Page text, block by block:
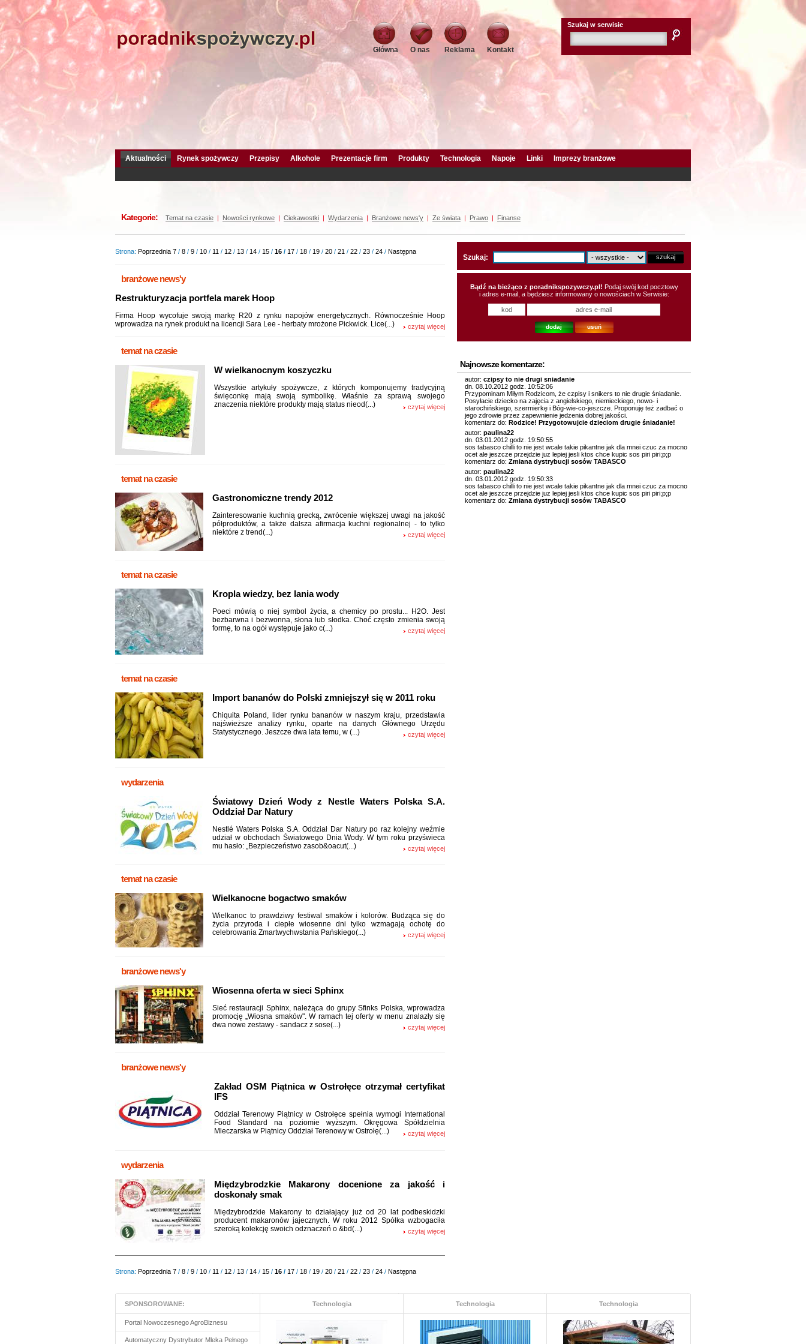
Główna O nas Reklama Kontakt
Szukaj w serwisie
Aktualności Rynek spożywczy Przepisy Alkohole Prezentacje firm Produkty Technologia Napoje Linki Imprezy branżowe
Kategorie: Temat na czasie | Nowości rynkowe | Ciekawostki | Wydarzenia | Branżowe news'y | Ze świata | Prawo | Finanse
Strona: Poprzednia 7 / 8 / 9 / 10 / 11 / 12 / 13 / 14 / 15 / 16 / 17 / 18 / 19 / 20 / 21 / 22 / 23 / 24 / Następna
branżowe news'y
Restrukturyzacja portfela marek Hoop
Firma Hoop wycofuje swoją markę R20 z rynku napojów energetycznych. Równocześnie Hoop
wprowadza na rynek produkt na licencji Sara Lee - herbaty mrożone Pickwick. Lice(...)
czytaj więcej
temat na czasie
W wielkanocnym koszyczku
Wszystkie artykuły spożywcze, z których komponujemy tradycyjną
święconkę mają swoją symbolikę. Właśnie za sprawą swojego
znaczenia niektóre produkty mają status nieod(...)
czytaj więcej
temat na czasie
Gastronomiczne trendy 2012
Zainteresowanie kuchnią grecką, zwrócenie większej uwagi na jakość
półproduktów, a także dalsza afirmacja kuchni regionalnej - to tylko
niektóre z trend(...)
czytaj więcej
temat na czasie
Kropla wiedzy, bez lania wody
Poeci mówią o niej symbol życia, a chemicy po prostu... H2O. Jest
bezbarwna i bezwonna, słona lub słodka. Choć często zmienia swoją
formę, to na ogół występuje jako c(...)
czytaj więcej
temat na czasie
Import bananów do Polski zmniejszył się w 2011 roku
Chiquita Poland, lider rynku bananów w naszym kraju, przedstawia
najświeższe analizy rynku, oparte na danych Głównego Urzędu
Statystycznego. Jeszcze dwa lata temu, w (...)
czytaj więcej
wydarzenia
Światowy Dzień Wody z Nestle Waters Polska S.A.
Oddział Dar Natury
Nestlé Waters Polska S.A. Oddział Dar Natury po raz kolejny weźmie
udział w obchodach Światowego Dnia Wody. W tym roku przyświeca
mu hasło: „Bezpieczeństwo zasob&oacut(...)
czytaj więcej
temat na czasie
Wielkanocne bogactwo smaków
Wielkanoc to prawdziwy festiwal smaków i kolorów. Budząca się do
życia przyroda i ciepłe wiosenne dni tylko wzmagają ochotę do
celebrowania Zmartwychwstania Pańskiego(...)
czytaj więcej
branżowe news'y
Wiosenna oferta w sieci Sphinx
Sieć restauracji Sphinx, należąca do grupy Sfinks Polska, wprowadza
promocję „Wiosna smaków". W ramach tej oferty w menu znalazły się
dwa nowe zestawy - sandacz z sose(...)
czytaj więcej
branżowe news'y
Zakład OSM Piątnica w Ostrołęce otrzymał certyfikat
IFS
Oddział Terenowy Piątnicy w Ostrołęce spełnia wymogi International
Food Standard na poziomie wyższym. Okręgowa Spółdzielnia
Mleczarska w Piątnicy Oddział Terenowy w Ostrołę(...)
czytaj więcej
wydarzenia
Międzybrodzkie Makarony docenione za jakość i
doskonały smak
Międzybrodzkie Makarony to działający już od 20 lat podbeskidzki
producent makaronów jajecznych. W roku 2012 Spółka wzbogaciła
szeroką kolekcję swoich odznaczeń o &bd(...)
czytaj więcej
Strona: Poprzednia 7 / 8 / 9 / 10 / 11 / 12 / 13 / 14 / 15 / 16 / 17 / 18 / 19 / 20 / 21 / 22 / 23 / 24 / Następna
Szukaj:
Bądź na bieżąco z poradnikspozywczy.pl! Podaj swój kod pocztowy
i adres e-mail, a będziesz informowany o nowościach w Serwisie:
Najnowsze komentarze:
autor: czipsy to nie drugi sniadanie
dn. 08.10.2012 godz. 10:52:06
Przypominam Miłym Rodzicom, że czpisy i snikers to nie drugie śniadanie.
Posyłacie dziecko na zajęcia z angielskiego, niemieckiego, nowo- i
starochińskiego, szermierkę i Bóg-wie-co-jeszcze. Proponuję też zadbać o
jego zdrowie przez zapewnienie jedzenia dobrej jakości.
komentarz do: Rodzice! Przygotowujcie dzieciom drugie śniadanie!
autor: paulina22
dn. 03.01.2012 godz. 19:50:55
sos tabasco chilli to nie jest wcale takie pikantne jak dla mnei czuc za mocno
ocet ale jeszcze przejdzie juz lepiej jesli ktos chce kupic sos piri piri;p;p
komentarz do: Zmiana dystrybucji sosów TABASCO
autor: paulina22
dn. 03.01.2012 godz. 19:50:33
sos tabasco chilli to nie jest wcale takie pikantne jak dla mnei czuc za mocno
ocet ale jeszcze przejdzie juz lepiej jesli ktos chce kupic sos piri piri;p;p
komentarz do: Zmiana dystrybucji sosów TABASCO
SPONSOROWANE:
Portal Nowoczesnego AgroBiznesu
Automatyczny Dystrybutor Mleka Pełnego
Technologia Technologia Technologia